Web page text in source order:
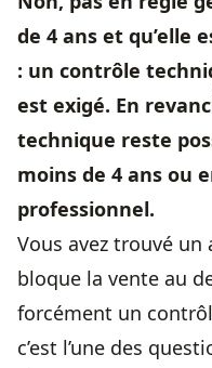
de 4 ans et qu’elle
: un contrôle
est exigé. En
technique reste
moins de 4 ans ou
professionnel.
Vous avez trouvé
bloque la vente au
forcément un
c’est l’une des